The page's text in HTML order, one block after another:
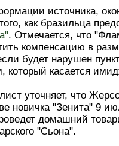
источника,
как бразильца
. Отмечается, что
компенсацию в
будет нарушен
который касается
уточняет, что
новичка "Зенита" 9
домашний
"Сьона".